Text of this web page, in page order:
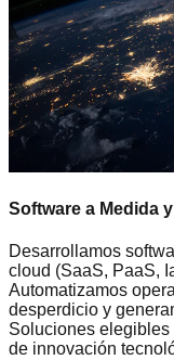
Software a Medida
Desarrollamos
cloud (SaaS, PaaS,
Automatizamos
desperdicio y
Soluciones elegibles
de innovación